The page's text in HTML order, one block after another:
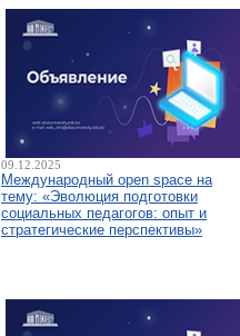
09.12.2025
Международный open space на
тему: «Эволюция подготовки
социальных педагогов: опыт и
стратегические перспективы»